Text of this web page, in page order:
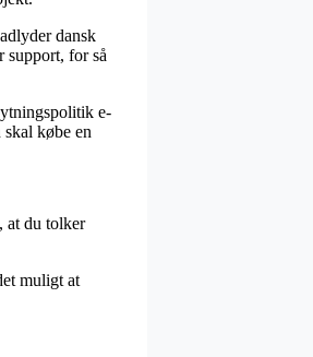
dansk
support, for så
e-
købe en
at du tolker
muligt at